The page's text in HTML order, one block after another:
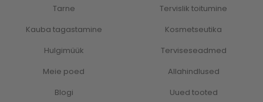
Tarne
Kauba tagastamine
Hulgimüük
Meie poed
Blogi
Tervislik toitumine
Kosmetseutika
Terviseseadmed
Allahindlused
Uued tooted